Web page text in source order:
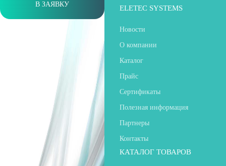
В ЗАЯВКУ ELETEC SYSTEMS
Новости
О компании
Каталог
Прайс
Сертификаты
Полезная информация
Партнеры
Контакты
КАТАЛОГ ТОВАРОВ